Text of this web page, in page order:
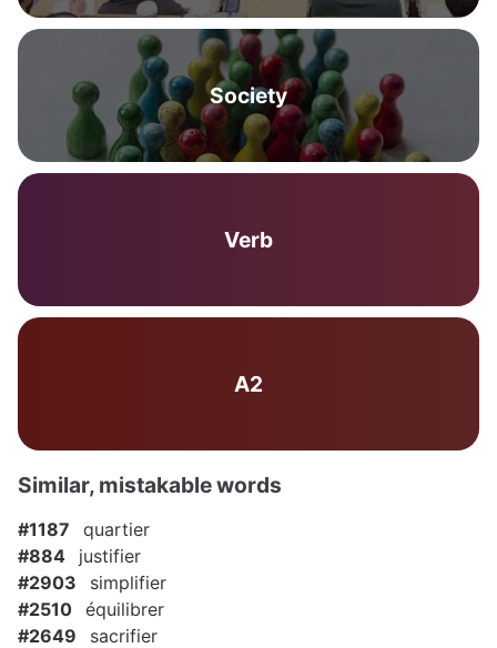
Society
Verb
A2
Similar, mistakable words
#1187
quartier
#884
justifier
#2903
simplifier
#2510 équilibrer
#2649
sacrifier